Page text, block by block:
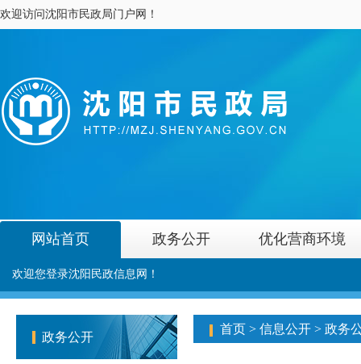
欢迎访问沈阳市民政局门户网！
网站首页 政务公开 优化营商环境
欢迎您登录沈阳民政信息网！
政务公开
首页 > 信息公开 > 政务